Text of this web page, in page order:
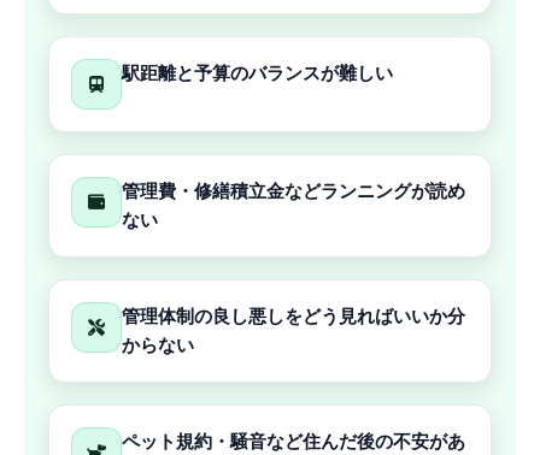
駅距離と予算のバランスが難しい
管理費・修繕積立金などランニングが読め
ない
管理体制の良し悪しをどう見ればいいか分
からない
ペット規約・騒音など住んだ後の不安があ